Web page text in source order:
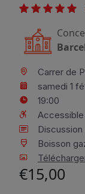
Carrer de
samedi 1
19:00
Accessible
Boisson
€15,00